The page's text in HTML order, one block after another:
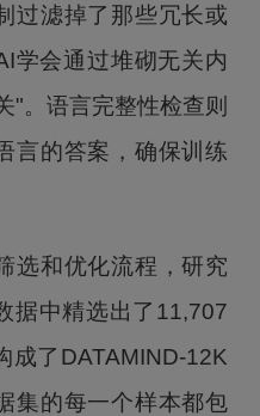
过滤掉了那些冗长或
学会通过堆砌无关内
"。语言完整性检查则
言的答案，确保训练
选和优化流程，研究
据中精选出了11,707
成了DATAMIND-12K
集的每一个样本都包